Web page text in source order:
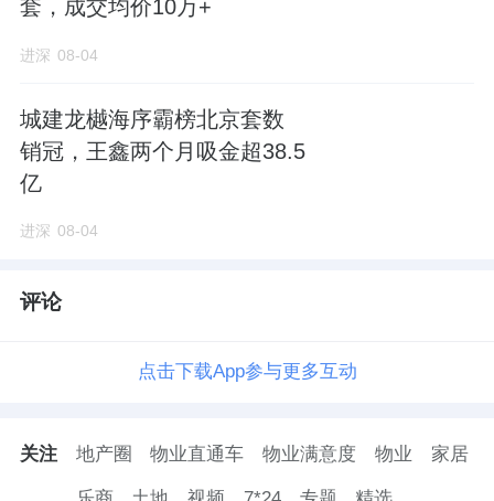
“一步到位”的终极升级。看重景观的极致占
有、家庭成员多代共居的舒适度（如静音、智
匹配点：SKY ONE的超大户型、无留白精装及
全龄段会所配套，完美契合其对生活品质不妥
产视为可传承的“艺术品”或“收藏品”。
正席、198米超高层天际线、270°环幕视野。
价格敏感度低，更重视资产的独特性与身份象
套，成交均价10万+
进深 08-04
城建龙樾海序霸榜北京套数
销冠，王鑫两个月吸金超38.5
亿
进深 08-04
评论
点击下载App参与更多互动
关注 地产圈 物业直通车 物业满意度 物业 家居